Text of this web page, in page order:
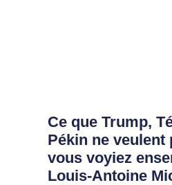
Ce que Trump,
Pékin ne veulent
vous voyiez
Louis-Antoine